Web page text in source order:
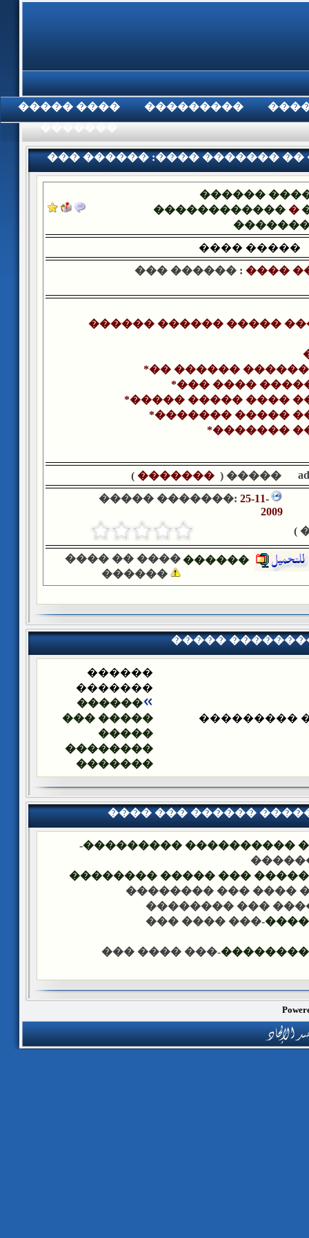
���� ����� ���������
��� ������ :���� �������
������
�������������
���� �����
��� ������ : ����
������ ������ �����
*�� ������
*��� ����
*����� ����� ����
*������� �����
*�������
����� (
�������
)
����� �������: 25-11-
2009
���� �� ����
������
������
�����
�����
������
�������
������
����� ���
�����
��������
�������
���� ��� ������
�������� �� ���
-
���
���� ����� �������� ���
-��� ���� ���
-��� ���� ���
-��� ���� ���
������
-��� ���� ���